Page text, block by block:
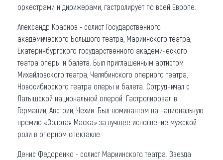
оркестрами и дирижерами, гастролирует по всей Европе.
Александр Краснов - солист Государственного
академического Большого театра, Мариинского театра,
Екатеринбургского государственного академического
театра оперы и балета. Был приглашенным артистом
Михайловского театра, Челябинского оперного театра,
Новосибирского театра оперы и балета. Сотрудничал с
Латышской национальной оперой. Гастролировал в
Германии, Австрии, Чехии. Был номинантом на национальную
премию «Золотая Маска» за лучшее исполнение мужской
роли в оперном спектакле.
Денис Федоренко - солист Мариинского театра. Звезда